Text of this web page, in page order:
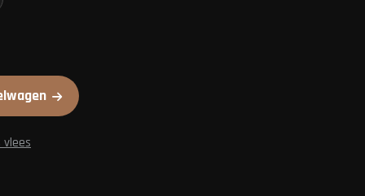
vlees